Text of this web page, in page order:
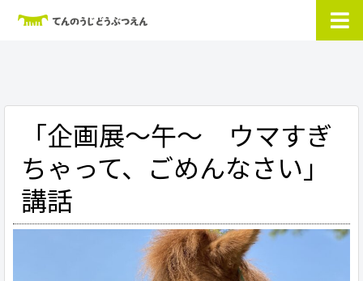
「企画展～午～ ウマすぎ
ちゃって、ごめんなさい」
講話